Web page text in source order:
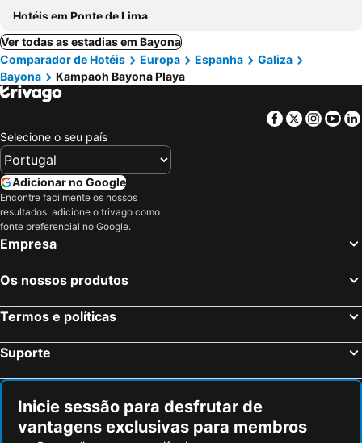
Hotéis em Ponte de Lima
Ver todas as estadias em Bayona
Comparador de Hotéis
Europa Espanha
Galiza
Bayona
Kampaoh Bayona Playa
Facebook
Twitter
Selecione o seu país
Adicionar no Google
Encontre facilmente os nossos
resultados: adicione o trivago como
fonte preferencial no Google.
Empresa
Os nossos produtos
Termos e políticas
Suporte
Inicie sessão para desfrutar de
vantagens exclusivas para membros